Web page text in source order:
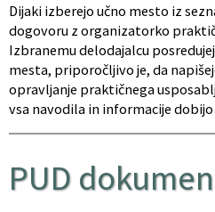
Dijaki izberejo učno mesto iz
dogovoru z organizatorko
Izbranemu delodajalcu
mesta, priporočljivo je, da
opravljanje praktičnega
vsa navodila in informacije
PUD